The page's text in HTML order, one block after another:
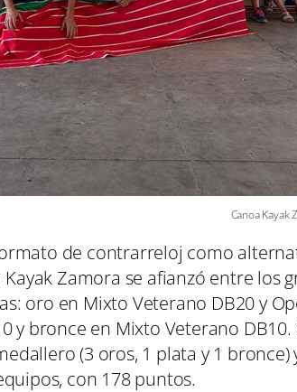
Canoa Kayak
de contrarreloj como
Zamora se afianzó entre los
oro en Mixto Veterano DB20 y
y bronce en Mixto Veterano
(3 oros, 1 plata y 1 bronce)
con 178 puntos.